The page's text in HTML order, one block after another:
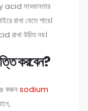
সাবধানতার
রাখা যেতে পারে।
উচিত নয়।
করবেন?
করুনsodium